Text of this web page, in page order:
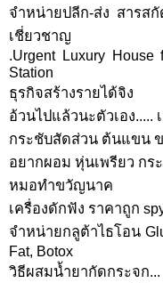
จำหน่ายปลีก-ส่ง สารส
เชี่ยวชาญ
.Urgent Luxury
Station
ธุรกิจสร้างรายได้จิง
อ้วนไปแล้วนะตัวเอง.....
กระชับสัดส่วน ต้นแขน
อยากผอม หุ่นเพรียว กร
หมอทำขวัญนาค
เครื่องดักฟัง ราคาถูก
จำหน่ายกลูต้าไธโอน
Fat, Botox
วิธีผสมน้ำยากัดกระจก...